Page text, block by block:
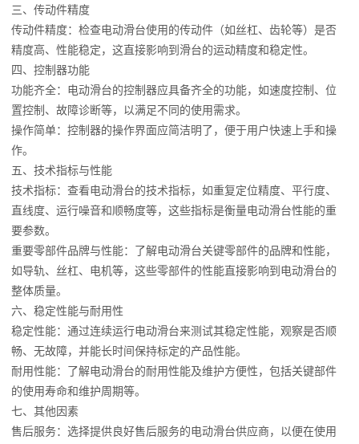
三、传动件精度
传动件精度：检查电动滑台使用的传动件（如丝杠、齿轮等）是否
精度高、性能稳定，这直接影响到滑台的运动精度和稳定性。
四、控制器功能
功能齐全：电动滑台的控制器应具备齐全的功能，如速度控制、位
置控制、故障诊断等，以满足不同的使用需求。
操作简单：控制器的操作界面应简洁明了，便于用户快速上手和操
作。
五、技术指标与性能
技术指标：查看电动滑台的技术指标，如重复定位精度、平行度、
直线度、运行噪音和顺畅度等，这些指标是衡量电动滑台性能的重
要参数。
重要零部件品牌与性能：了解电动滑台关键零部件的品牌和性能，
如导轨、丝杠、电机等，这些零部件的性能直接影响到电动滑台的
整体质量。
六、稳定性能与耐用性
稳定性能：通过连续运行电动滑台来测试其稳定性能，观察是否顺
畅、无故障，并能长时间保持标定的产品性能。
耐用性能：了解电动滑台的耐用性能及维护方便性，包括关键部件
的使用寿命和维护周期等。
七、其他因素
售后服务：选择提供良好售后服务的电动滑台供应商，以便在使用